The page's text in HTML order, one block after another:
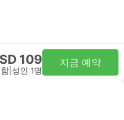
109
성인 1명
지금 예약